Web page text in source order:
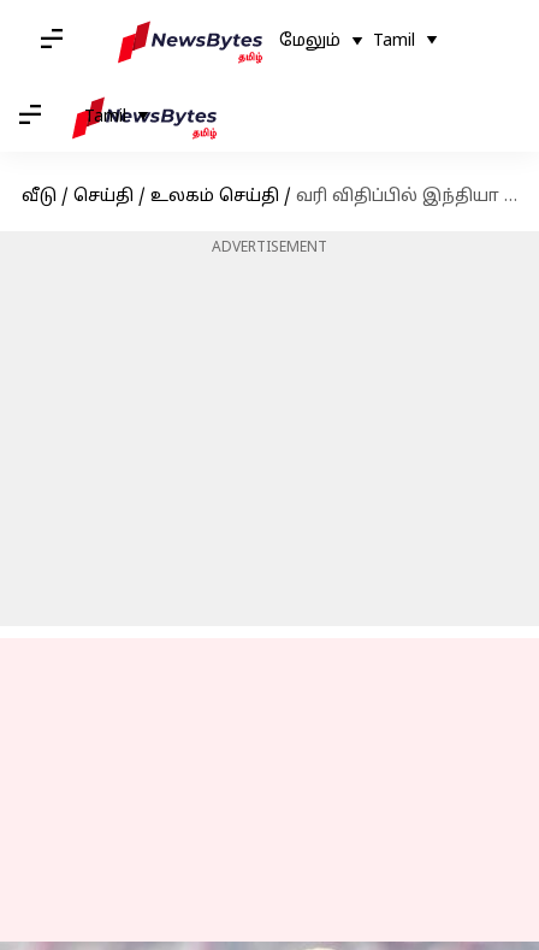
மேலும் Tamil
Tamil
வீடு / செய்தி / உலகம் செய்தி / வரி விதிப்பில் இந்தியா 'துஷ்பிரயோகம் செய்கிறது' என்றும், மோடியை 'அற்புதமான மனிதர்' என்றும் கூறிய டிரம்ப்
ADVERTISEMENT